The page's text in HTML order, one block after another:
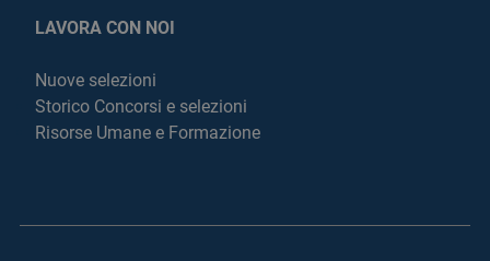
LAVORA CON NOI
Nuove selezioni
Storico Concorsi e selezioni
Risorse Umane e Formazione